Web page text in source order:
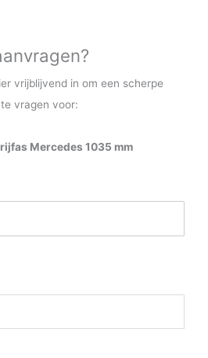
vrijblijvend in om een scherpe
vragen voor:
Mercedes 1035 mm